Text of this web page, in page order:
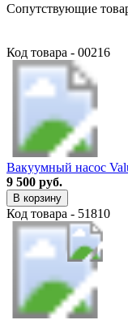
Сопутствующие
Код товара - 00216
Вакуумный насос
9 500 руб.
В корзину
Код товара - 51810